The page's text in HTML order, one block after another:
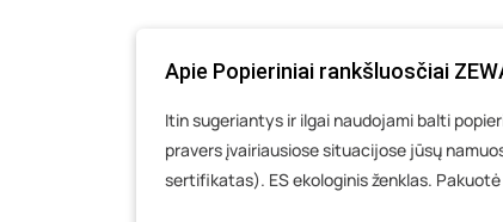
Apie Popieriniai rankšluosčiai
Itin sugeriantys ir ilgai naudojami balti
pravers įvairiausiose situacijose jūsų
sertifikatas). ES ekologinis ženklas.